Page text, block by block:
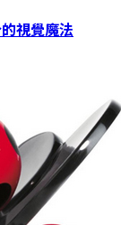
視覺魔法